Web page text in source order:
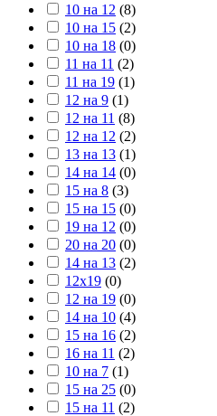
10 на 12 (8)
10 на 15 (2)
10 на 18 (0)
11 на 11 (2)
11 на 19 (1)
12 на 9 (1)
12 на 11 (8)
12 на 12 (2)
13 на 13 (1)
14 на 14 (0)
15 на 8 (3)
15 на 15 (0)
19 на 12 (0)
20 на 20 (0)
14 на 13 (2)
12х19 (0)
12 на 19 (0)
14 на 10 (4)
15 на 16 (2)
16 на 11 (2)
10 на 7 (1)
15 на 25 (0)
15 на 11 (2)